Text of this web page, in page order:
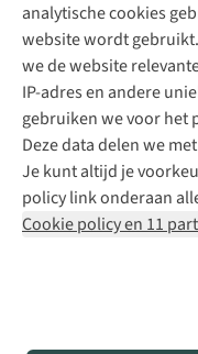
analytische cookies
website wordt
we de website
IP-adres en andere
gebruiken we voor het
Deze data delen we
Je kunt altijd je
policy link onderaan
Cookie policy en 11
Contactformulier